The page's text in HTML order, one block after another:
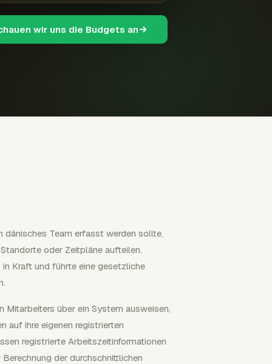
wir uns die Budgets an
dänisches Team erfasst werden sollte,
oder Zeitpläne aufteilen.
Kraft und führte eine gesetzliche
über ein System ausweisen,
auf ihre eigenen registrierten
registrierte Arbeitszeitinformationen
der durchschnittlichen